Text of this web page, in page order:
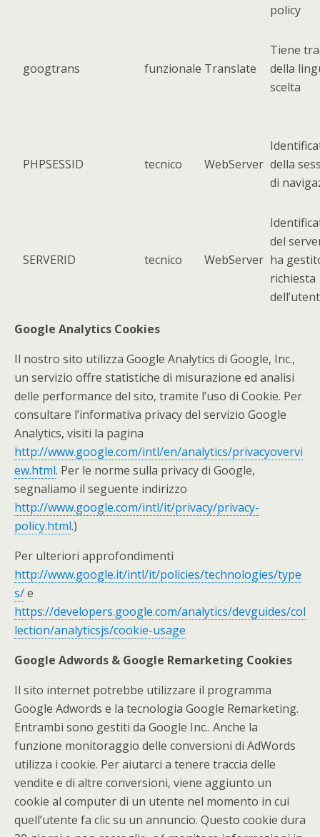
policy
googtrans funzionale Translate
Tiene
della
scelta
PHPSESSID tecnico WebServer della
di
SERVERID tecnico WebServer
del
ha
richiesta
Google Analytics Cookies
Il nostro sito utilizza Google Analytics di Google, Inc.,
un servizio offre statistiche di misurazione ed analisi
delle performance del sito, tramite l’uso di Cookie. Per
consultare l’informativa privacy del servizio Google
Analytics, visiti la pagina
http://www.google.com/intl/en/analytics/privacyovervi
ew.html. Per le norme sulla privacy di Google,
segnaliamo il seguente indirizzo
http://www.google.com/intl/it/privacy/privacy-
policy.html.)
Per ulteriori approfondimenti
http://www.google.it/intl/it/policies/technologies/type
s/e
https://developers.google.com/analytics/devguides/col
lection/analyticsjs/cookie-usage
Google Adwords & Google Remarketing Cookies
Il sito internet potrebbe utilizzare il programma
Google Adwords e la tecnologia Google Remarketing.
Entrambi sono gestiti da Google Inc.. Anche la
funzione monitoraggio delle conversioni di AdWords
utilizza i cookie. Per aiutarci a tenere traccia delle
vendite e di altre conversioni, viene aggiunto un
cookie al computer di un utente nel momento in cui
quell’utente fa clic su un annuncio. Questo cookie dura